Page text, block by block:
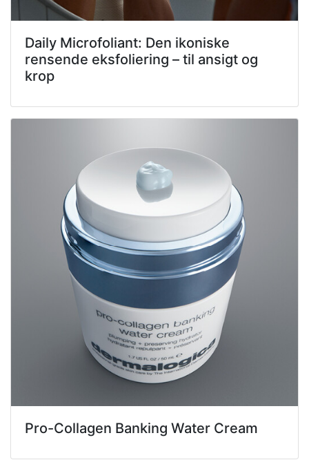
Daily Microfoliant: Den ikoniske
rensende eksfoliering – til ansigt og
krop
Pro-Collagen Banking Water Cream